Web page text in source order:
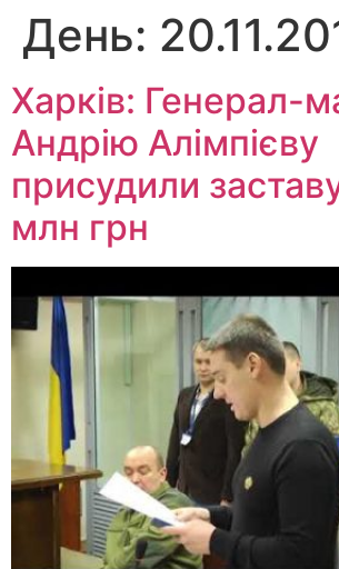
Перейти
День:
Харків: Генерал-
Андрію Алімпієву
присудили
млн грн